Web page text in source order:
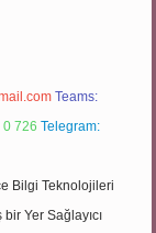
Teams:
0 726 Telegram:
Bilgi Teknolojileri
Yer Sağlayıcı